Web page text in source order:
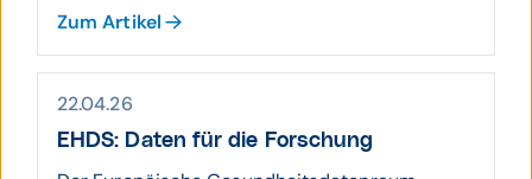
Zum Artikel
22.04.26
EHDS: Daten für die Forschung